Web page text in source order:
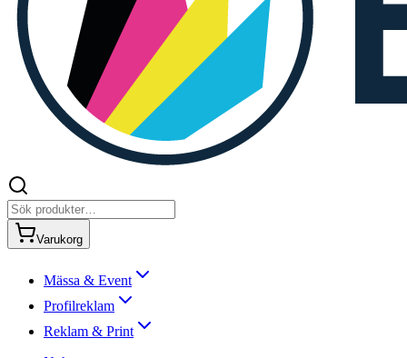
Varukorg
Mässa & Event
Profilreklam
Reklam & Print